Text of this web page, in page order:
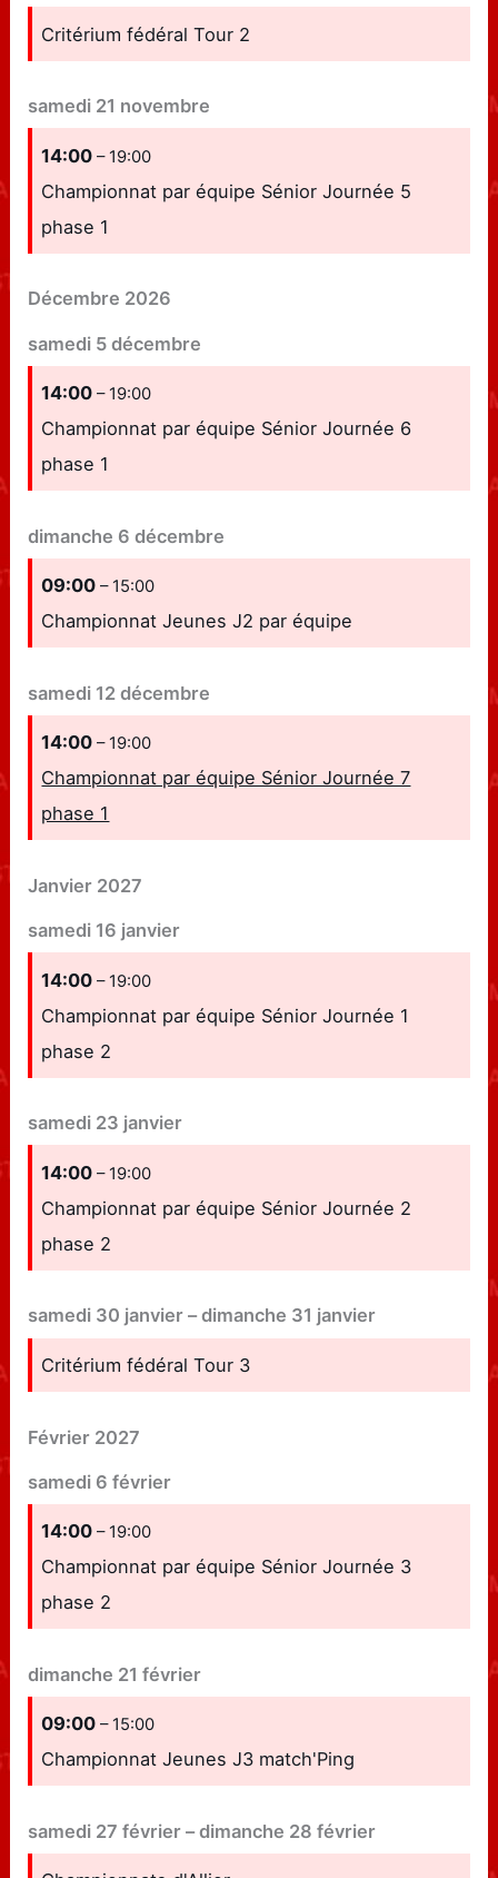
Critérium fédéral Tour 2
samedi 21 novembre
14:00– 19:00
Championnat par équipe Sénior Journée 5
phase 1
Décembre 2026
samedi 5 décembre
14:00– 19:00
Championnat par équipe Sénior Journée 6
phase 1
dimanche 6 décembre
09:00– 15:00
Championnat Jeunes J2 par équipe
samedi 12 décembre
14:00– 19:00
Championnat par équipe Sénior Journée 7
phase 1
Janvier 2027
samedi 16 janvier
14:00– 19:00
Championnat par équipe Sénior Journée 1
phase 2
samedi 23 janvier
14:00– 19:00
Championnat par équipe Sénior Journée 2
phase 2
samedi 30 janvier –dimanche 31 janvier
Critérium fédéral Tour 3
Février 2027
samedi 6 février
14:00– 19:00
Championnat par équipe Sénior Journée 3
phase 2
dimanche 21 février
09:00– 15:00
Championnat Jeunes J3 match'Ping
samedi 27 février –dimanche 28 février